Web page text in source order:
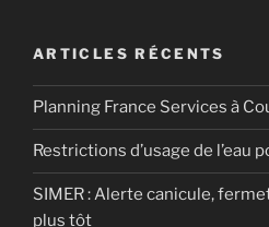
ARTICLES RÉCENTS
Planning France Services à
Restrictions d’usage de l’eau
SIMER : Alerte canicule,
plus tôt